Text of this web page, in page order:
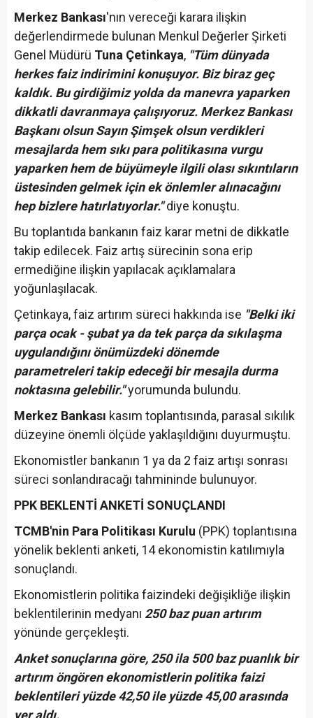
Merkez Bankası'nın vereceği karara ilişkin
değerlendirmede bulunan Menkul Değerler Şirketi
Genel Müdürü Tuna Çetinkaya, "Tüm dünyada
herkes faiz indirimini konuşuyor. Biz biraz geç
kaldık. Bu girdiğimiz yolda da manevra yaparken
dikkatli davranmaya çalışıyoruz. Merkez Bankası
Başkanı olsun Sayın Şimşek olsun verdikleri
mesajlarda hem sıkı para politikasına vurgu
yaparken hem de büyümeyle ilgili olası sıkıntıların
üstesinden gelmek için ek önlemler alınacağını
hep bizlere hatırlatıyorlar." diye konuştu.
Bu toplantıda bankanın faiz karar metni de dikkatle
takip edilecek. Faiz artış sürecinin sona erip
ermediğine ilişkin yapılacak açıklamalara
yoğunlaşılacak.
Çetinkaya, faiz artırım süreci hakkında ise "Belki iki
parça ocak - şubat ya da tek parça da sıkılaşma
uygulandığını önümüzdeki dönemde
parametreleri takip edeceği bir mesajla durma
noktasına gelebilir."yorumunda bulundu.
Merkez Bankası kasım toplantısında, parasal sıkılık
düzeyine önemli ölçüde yaklaşıldığını duyurmuştu.
Ekonomistler bankanın 1 ya da 2 faiz artışı sonrası
süreci sonlandıracağı tahmininde bulunuyor.
PPK BEKLENTİ ANKETİ SONUÇLANDI
TCMB'nin Para Politikası Kurulu (PPK) toplantısına
yönelik beklenti anketi, 14 ekonomistin katılımıyla
sonuçlandı.
Ekonomistlerin politika faizindeki değişikliğe ilişkin
beklentilerinin medyanı 250 baz puan artırım
yönünde gerçekleşti.
Anket sonuçlarına göre, 250 ila 500 baz puanlık bir
artırım öngören ekonomistlerin politika faizi
beklentileri yüzde 42,50 ile yüzde 45,00 arasında
yer aldı.